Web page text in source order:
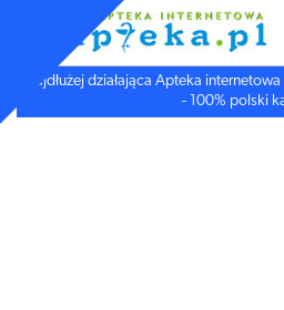
Najdłużej działająca Apteka
- 100% polski